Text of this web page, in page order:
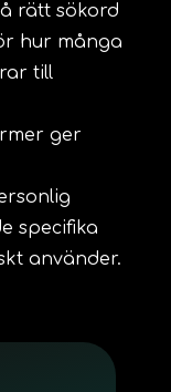
rätt sökord
hur många
till
ger
specifika
använder.